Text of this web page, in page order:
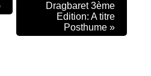
Dragbaret 3ème
Edition: A titre
Posthume »